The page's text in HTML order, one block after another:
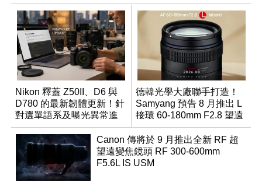
Nikon 釋蓋 Z50II、D6 與
D780 的最新韌體更新！針
對選單語系及曝光異常進
行修復
德韓光學大廠聯手打造！
Samyang 預告 8 月推出 L
接環 60-180mm F2.8 望遠
變焦鏡
Canon 傳將於 9 月推出全新 RF 超
望遠變焦鏡頭 RF 300-600mm
F5.6L IS USM